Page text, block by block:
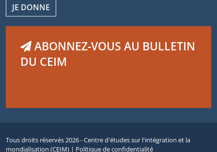
JE DONNE
ABONNEZ-VOUS AU BULLETIN
DU CEIM
Tous droits réservés 2026 - Centre d'études sur l'intégration et la
mondialisation (CEIM) | Politique de confidentialité